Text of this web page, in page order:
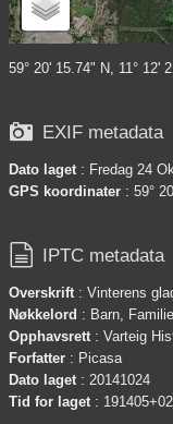
59° 20' 15.74" N, 11° 12'
 EXIF metadata
Dato laget: Fredag 24
GPS koordinater : 59°
 IPTC metadata
Overskrift: Vinterens
Nøkkelord : Barn,
Opphavsrett: Varteig
Forfatter : Picasa
Dato laget: 20141024
Tid for laget: